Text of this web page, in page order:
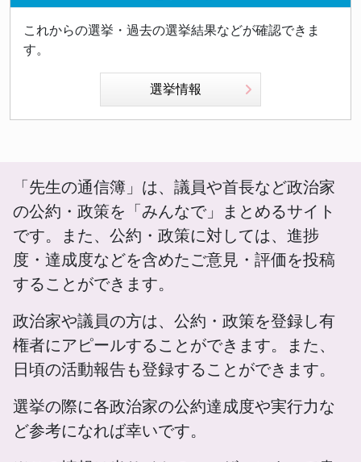
これからの選挙・過去の選挙結果などが確認できま
す。
選挙情報
「先生の通信簿」は、議員や首長など政治家
の公約・政策を「みんなで」まとめるサイト
です。また、公約・政策に対しては、進捗
度・達成度などを含めたご意見・評価を投稿
することができます。
政治家や議員の方は、公約・政策を登録し有
権者にアピールすることができます。また、
日頃の活動報告も登録することができます。
選挙の際に各政治家の公約達成度や実行力な
ど参考になれば幸いです。